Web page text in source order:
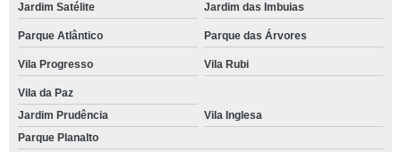
Jardim Satélite Jardim das Imbuias
Parque Atlântico Parque das Árvores
Vila Progresso Vila Rubi
Vila da Paz
Jardim Prudência
Vila Inglesa
Parque Planalto